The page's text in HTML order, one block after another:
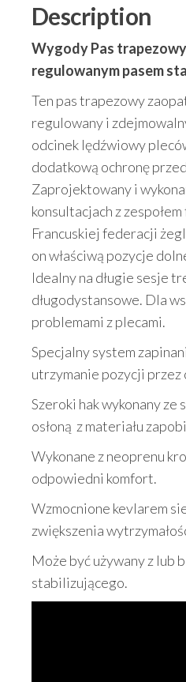
Description
Wygody Pas
regulowanym pasem
Ten pas trapezowy
regulowany i
odcinek lędźwiowy
dodatkową ochronę
Zaprojektowany i
konsultacjach z
Francuskiej federacji
on właściwą pozycje
Idealny na długie sesje
długodystansowe. Dla
problemami z plecami.
Specjalny system
utrzymanie pozycji przez
Szeroki hak wykonany
osłoną z materiału
Wykonane z neoprenu
odpowiedni komfort.
Wzmocnione kevlarem
zwiększenia
Może być używany z lub
stabilizującego.